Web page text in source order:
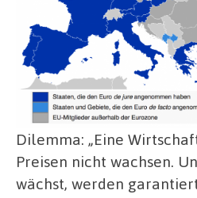
Dilemma: „Eine
Preisen nicht wachsen.
wächst, werden